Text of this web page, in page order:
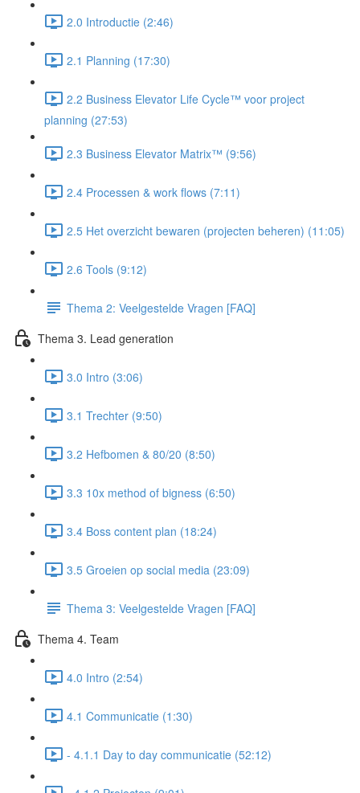
2.0 Introductie (2:46)
2.1 Planning (17:30)
2.2 Business Elevator Life Cycle™ voor project
planning (27:53)
2.3 Business Elevator Matrix™ (9:56)
2.4 Processen & work flows (7:11)
2.5 Het overzicht bewaren (projecten beheren) (11:05)
2.6 Tools (9:12)
Thema 2: Veelgestelde Vragen [FAQ]
Thema 3. Lead generation
3.0 Intro (3:06)
3.1 Trechter (9:50)
3.2 Hefbomen & 80/20 (8:50)
3.3 10x method of bigness (6:50)
3.4 Boss content plan (18:24)
3.5 Groeien op social media (23:09)
Thema 3: Veelgestelde Vragen [FAQ]
Thema 4. Team
4.0 Intro (2:54)
4.1 Communicatie (1:30)
- 4.1.1 Day to day communicatie (52:12)